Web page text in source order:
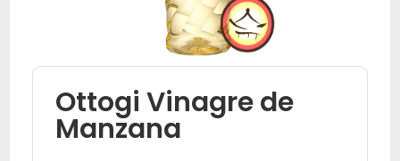
Ottogi Vinagre de
Manzana